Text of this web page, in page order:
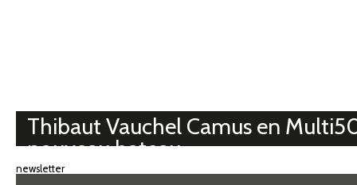
Thibaut Vauchel Camus en
nouveau bateau
newsletter